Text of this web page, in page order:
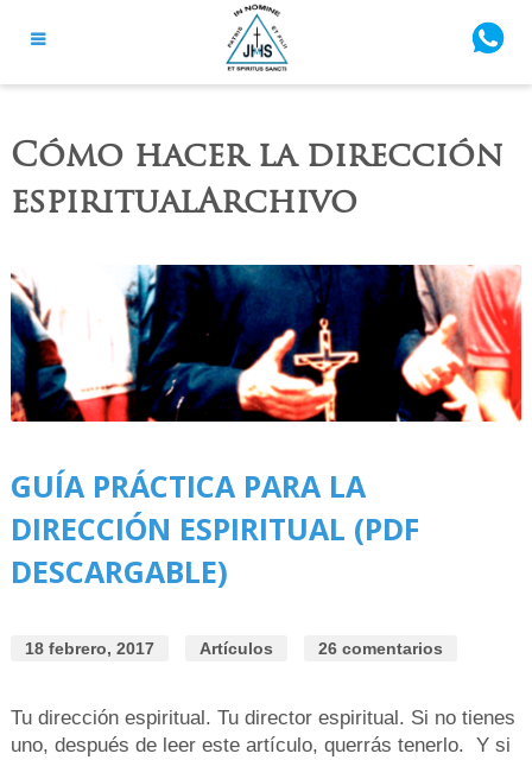
Cómo hacer la dirección
espiritualArchivo
GUÍA PRÁCTICA PARA LA
DIRECCIÓN ESPIRITUAL (PDF
DESCARGABLE)
18 febrero, 2017 Artículos 26 comentarios
Tu dirección espiritual. Tu director espiritual. Si no tienes
uno, después de leer este artículo, querrás tenerlo. Y si